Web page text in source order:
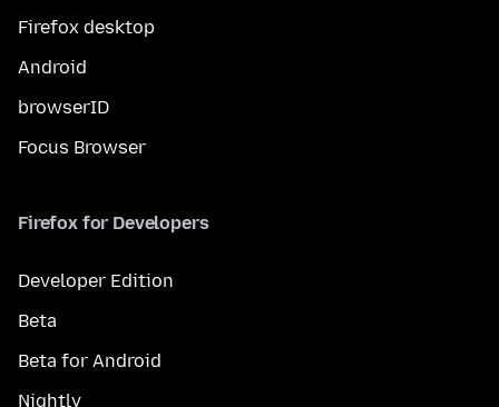
Firefox desktop
Android
browserID
Focus Browser
Firefox for Developers
Developer Edition
Beta
Beta for Android
Nightly